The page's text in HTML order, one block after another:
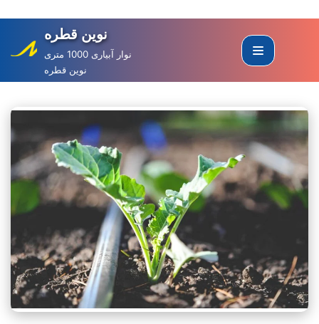
to
content
نوین قطره
نوار آبیاری 1000 متری
نوین قطره